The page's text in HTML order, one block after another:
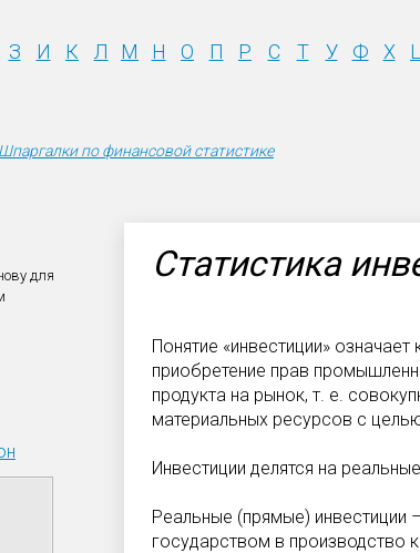
З И К Л М Н О П Р С Т У Ф Х
Шпаргалки по финансовой статистике
для
Статистика
Понятие «инвестиции»
приобретение прав
продукта на рынок, т. е.
материальных ресурсов с
Инвестиции делятся на
Реальные (прямые) инвестиции
государством в производство